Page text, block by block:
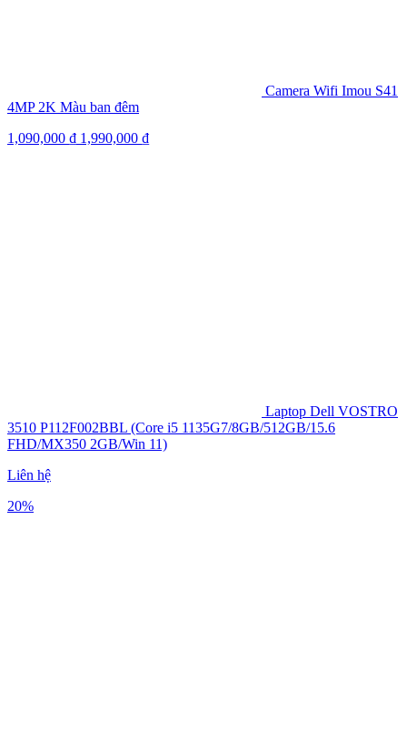
Camera Wifi Imou S41
4MP 2K Màu ban đêm
1,090,000 ₫ 1,990,000 ₫
Laptop Dell VOSTRO
3510 P112F002BBL (Core i5 1135G7/8GB/512GB/15.6
FHD/MX350 2GB/Win 11)
Liên hệ
20%